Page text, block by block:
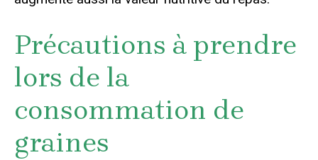
Précautions à prendre
lors de la
consommation de
graines